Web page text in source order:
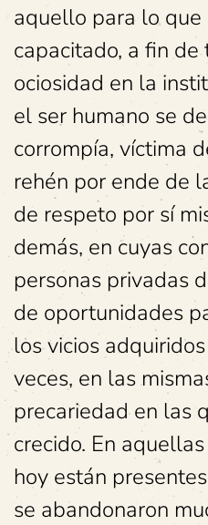
aquello para lo que
capacitado, a fin de
ociosidad en la
el ser humano se
corrompía, víctima
rehén por ende de
de respeto por sí
demás, en cuyas
personas privadas
de oportunidades
los vicios
veces, en las
precariedad en las
crecido. En
hoy están
se abandonaron